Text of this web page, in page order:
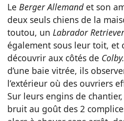
Le Berger Allemandet son
deux seuls chiens de la
toutou, un Labrador
également sous leur toit, et
découvrir aux côtés de Colby.
d’une baie vitrée, ils
l’extérieur où des ouvriers
Sur leurs engins de
bruit au goût des 2